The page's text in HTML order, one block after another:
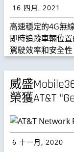
16 四月, 2021
高速穩定的4G無
即時追蹤車輛位
駕駛效率和安全性
威盛
榮獲AT&T
6 十一月, 2020